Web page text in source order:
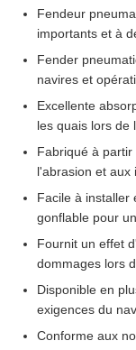
Fendeur
importants et à
Fender
navires et
Excellente
les quais lors de
Fabriqué à
l'abrasion et aux
Facile à installer
gonflable pour
Fournit un effet
dommages lors
Disponible en
exigences du
Conforme aux